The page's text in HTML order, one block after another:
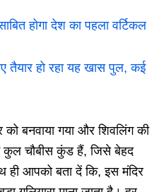
होगा देश का पहला वर्टिकल
तैयार हो रहा यह खास पुल, कई
को बनवाया गया और शिवलिंग की
कुल चौबीस कुंड हैं, जिसे बेहद
ही आपको बता दें कि, इस मंदिर